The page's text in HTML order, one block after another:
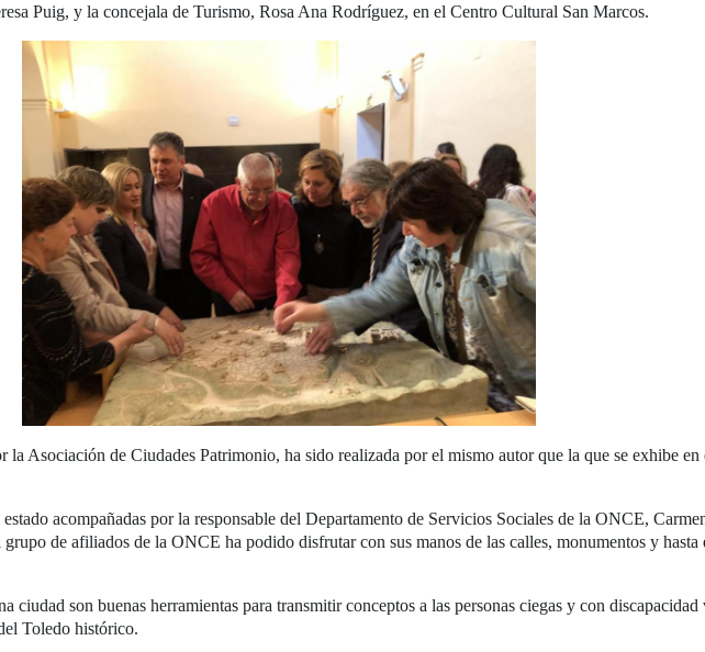
Puig, y la concejala de Turismo, Rosa Ana Rodríguez, en el Centro Cultural San Marcos.
Asociación de Ciudades Patrimonio, ha sido realizada por el mismo autor que la que se exhibe
acompañadas por la responsable del Departamento de Servicios Sociales de la ONCE,
de afiliados de la ONCE ha podido disfrutar con sus manos de las calles, monumentos y
ciudad son buenas herramientas para transmitir conceptos a las personas ciegas y con
Toledo histórico.